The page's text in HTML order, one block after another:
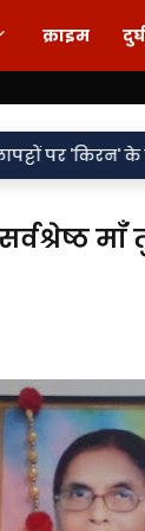
क्राइम
'राकेश' की एंट्री